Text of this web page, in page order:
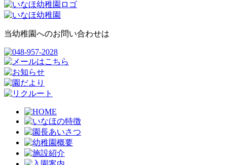
当幼稚園へのお問い合わせは